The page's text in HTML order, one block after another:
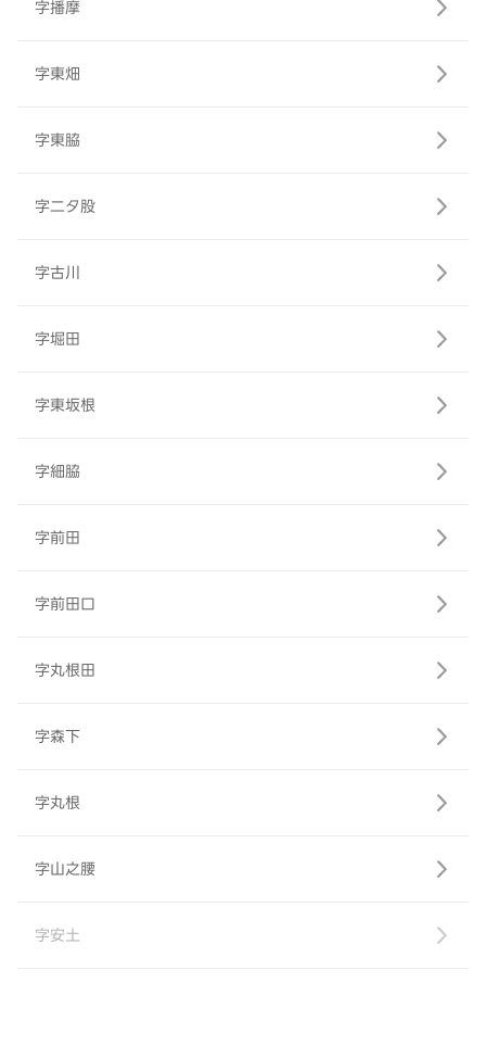
字播摩
字東畑
字東脇
字二タ股
字古川
字堀田
字東坂根
字細脇
字前田
字前田口
字丸根田
字森下
字丸根
字山之腰
字安土